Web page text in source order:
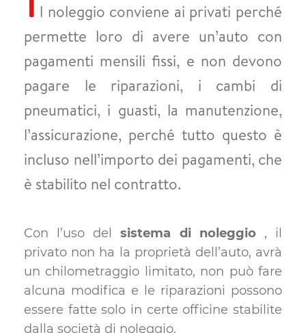
l noleggio conviene ai privati perché
permette loro di avere un’auto con
pagamenti mensili fissi, e non devono
pagare le riparazioni, i cambi di
pneumatici, i guasti, la manutenzione,
l’assicurazione, perché tutto questo è
incluso nell’importo dei pagamenti, che
è stabilito nel contratto.
Con l’uso delsistema di noleggio , il
privato non ha la proprietà dell’auto, avrà
un chilometraggio limitato, non può fare
alcuna modifica e le riparazioni possono
essere fatte solo in certe officine stabilite
dalla società di noleggio.